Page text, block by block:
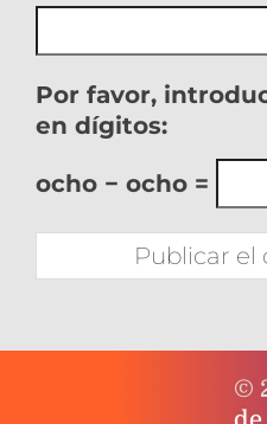
Por favor,
en dígitos:
ocho − ocho =
©